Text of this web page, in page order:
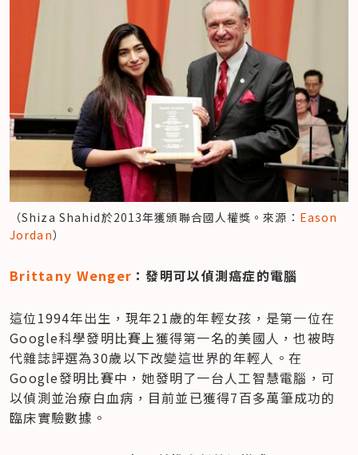
（Shiza Shahid於2013年獲頒聯合國人權獎。來源： Eason
Jordan）
Brittany Wenger ：發明可以偵測癌症的電腦
這位1994年出生，現年21歲的年輕女孩，是第一位在
Google科學發明比賽上獲得第一名的美國人，也被時
代雜誌評選為30歲以下改變這世界的年輕人。在
Google發明比賽中，她發明了一台人工智慧電腦，可
以偵測並治療白血病，目前並已獲得7百多萬筆成功的
臨床實驗數據。